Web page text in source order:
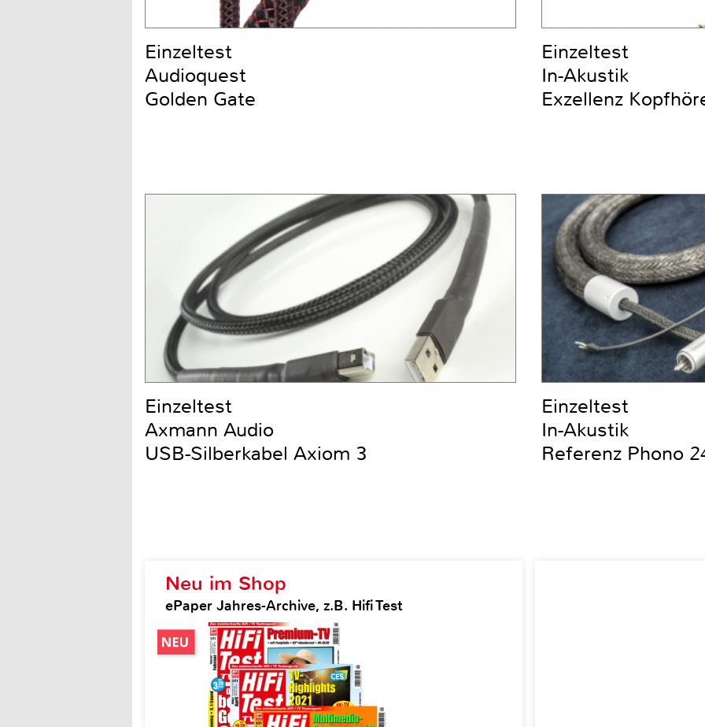
Neu im Shop
ePaper Jahres-Archive, z.B. Hifi Test
Einzeltest
Audioquest
Golden Gate
Einzeltest
In-Akustik
Exzellenz
Einzeltest
Axmann Audio
USB-Silberkabel Axiom 3
Einzeltest
In-Akustik
Referenz Phono